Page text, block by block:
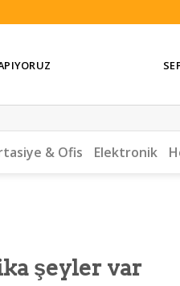
& Ofis Elektronik
şeyler var